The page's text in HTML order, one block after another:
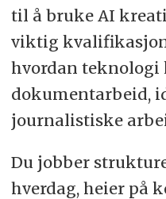
I tillegg har vi en
25 ansatte i
som hver eneste
journalistikken.
til å bruke AI
viktig
hvordan teknologi
dokumentarbeid,
journalistiske
Du jobber
hverdag, heier på